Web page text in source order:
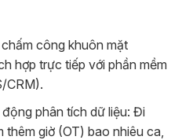
công khuôn mặt
hợp trực tiếp với phần mềm
CRM).
phân tích dữ liệu: Đi
giờ (OT) bao nhiêu ca,